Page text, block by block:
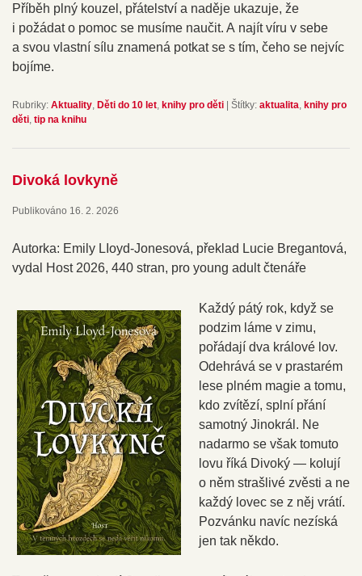
Příběh plný kouzel, přátelství a naděje ukazuje, že
i požádat o pomoc se musíme naučit. A najít víru v sebe
a svou vlastní sílu znamená potkat se s tím, čeho se nejvíc
bojíme.
Rubriky: Aktuality Děti do 10 let knihy pro děti | Štítky: aktualita knihy pro
děti tip na knihu
Divoká lovkyně
Publikováno 16. 2. 2026
Autorka: Emily LIoyd-Jonesová, překlad Lucie Bregantová,
vydal Host 2026, 440 stran, pro young adult čtenáře
Každý pátý rok, když se
podzim láme v zimu,
pořádají dva králové lov.
Odehrává se v prastarém
lese plném magie a tomu,
kdo zvítězí, splní přání
samotný Jinokrál. Ne
nadarmo se však tomuto
lovu říká Divoký — kolují
o něm strašlivé zvěsti a ne
každý lovec se z něj vrátí.
Pozvánku navíc nezíská
jen tak někdo.